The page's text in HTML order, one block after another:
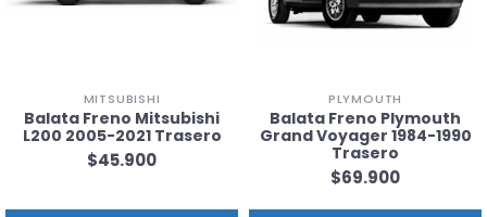
MITSUBISHI
Balata Freno Mitsubishi
L200 2005-2021 Trasero
$45.900
PLYMOUTH
Balata Freno Plymouth
Grand Voyager 1984-1990
Trasero
$69.900